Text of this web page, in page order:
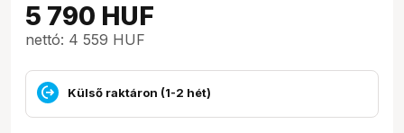
5 790 HUF
nettó: 4 559 HUF
Külső raktáron (1-2 hét)